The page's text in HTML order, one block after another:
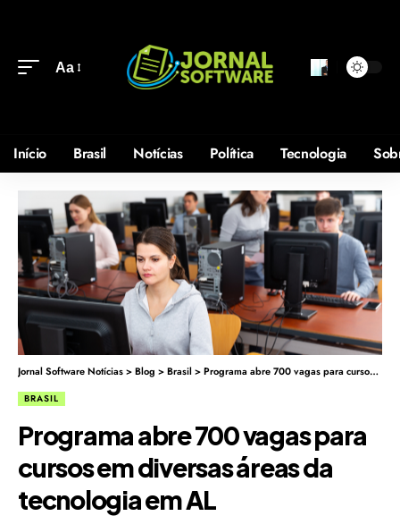
Aa
Início Brasil Notícias Política Tecnologia
Jornal Software Notícias>Blog >Brasil>Programa abre 700 vagas para cursos em diversas áreas da tecnologia em AL
BRASIL
Programa abre 700 vagas para
cursos em diversas áreas da
tecnologia em AL